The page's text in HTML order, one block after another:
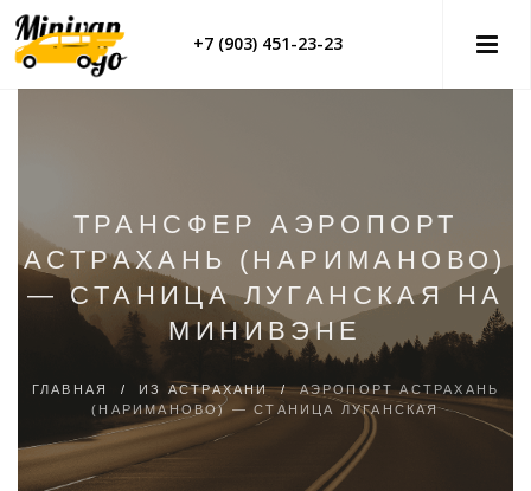
+7 (903) 451-23-23
ТРАНСФЕР АЭРОПОРТ
АСТРАХАНЬ (НАРИМАНОВО)
— СТАНИЦА ЛУГАНСКАЯ НА
МИНИВЭНЕ
ГЛАВНАЯ / ИЗ АСТРАХАНИ/АЭРОПОРТ АСТРАХАНЬ
(НАРИМАНОВО) — СТАНИЦА ЛУГАНСКАЯ